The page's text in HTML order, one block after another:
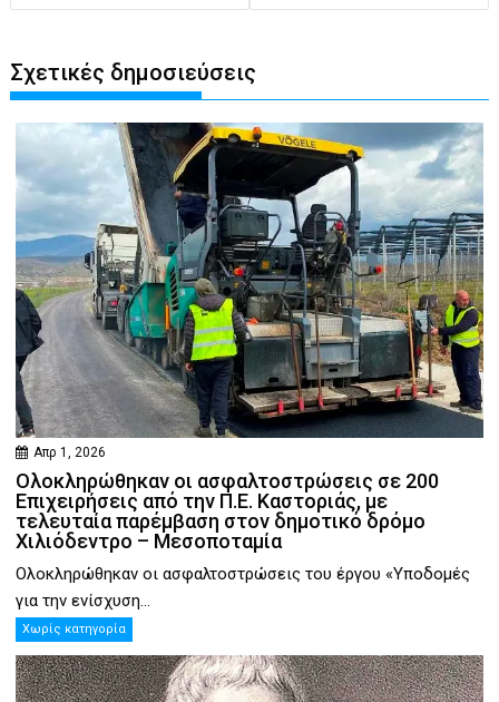
Σχετικές δημοσιεύσεις
Απρ 1, 2026
Ολοκληρώθηκαν οι ασφαλτοστρώσεις σε 200
Επιχειρήσεις από την Π.Ε. Καστοριάς, με
τελευταία παρέμβαση στον δημοτικό δρόμο
Χιλιόδεντρο – Μεσοποταμία
Ολοκληρώθηκαν οι ασφαλτοστρώσεις του έργου «Υποδομές
για την ενίσχυση...
Χωρίς κατηγορία